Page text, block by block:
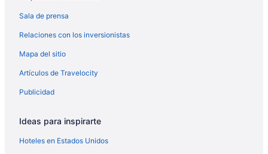
Sleeps 6 - Cabin #3 Blue Water
The Cabin on Baby Lake: Charming Log Cabin
Rustic Cozy Cabin on Island Lake w/ Fire Pit, Dock
Historic Lodge on 48 Acres Overlooking Long Lake
Sala de prensa
Relaciones con los inversionistas
Mapa del sitio
Artículos de Travelocity
Publicidad
Ideas para inspirarte
Hoteles en Estados Unidos